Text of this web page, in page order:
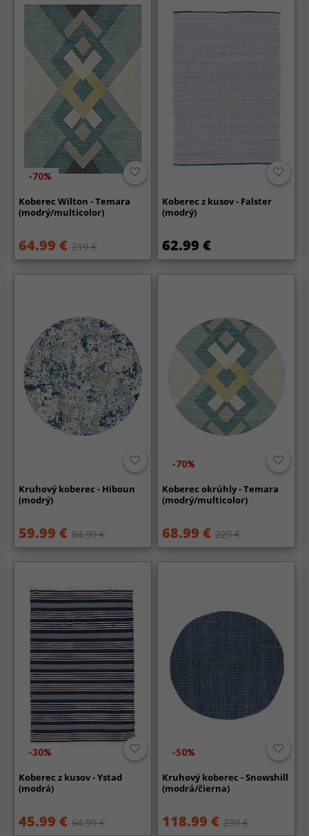
-70%
Koberec Wilton - Temara
(modrý/multicolor)
64.99 € 219 €
Koberec z kusov - Falster
(modrý)
62.99 €
Kruhový koberec - Hiboun
(modrý)
59.99 € 84.99 €
-70%
Koberec okrúhly - Temara
(modrý/multicolor)
68.99 € 229 €
-30%
Koberec z kusov - Ystad
(modrá)
45.99 € 64.99 €
-50%
Kruhový koberec - Snowshill
(modrá/čierna)
118.99 € 239 €